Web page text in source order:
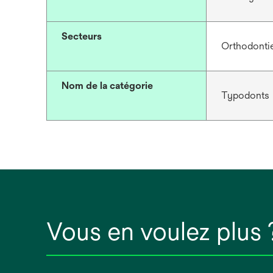
Secteurs
Nom de la catégorie
Typodonts
Vous en voulez plus